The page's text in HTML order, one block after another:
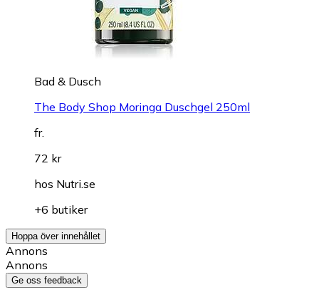
Bad & Dusch
The Body Shop Moringa Duschgel 250ml
fr.
72 kr
hos Nutri.se
+6 butiker
Hoppa över innehållet
Annons
Annons
Ge oss feedback